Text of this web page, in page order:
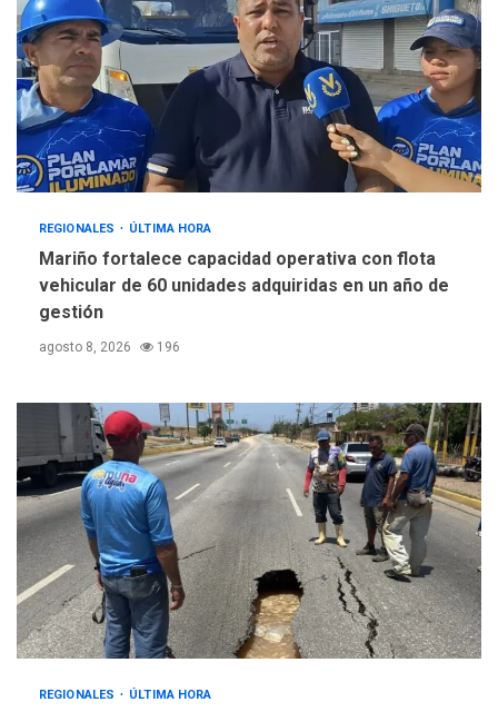
REGIONALES ÚLTIMA HORA
Mariño fortalece capacidad operativa con flota
vehicular de 60 unidades adquiridas en un año de
gestión
agosto 8, 2026 196
REGIONALES ÚLTIMA HORA